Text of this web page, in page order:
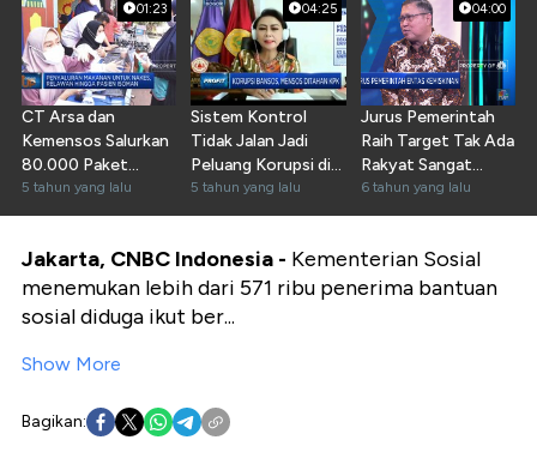
01:23
CT Arsa dan
Kemensos Salurkan
80.000 Paket
Makanan
5 tahun yang lalu
04:25
Sistem Kontrol
Tidak Jalan Jadi
Peluang Korupsi di
Kemensos
5 tahun yang lalu
04:00
Jurus Pemerintah
Raih Target Tak Ada
Rakyat Sangat
Miskin
6 tahun yang lalu
Jakarta, CNBC Indonesia - Kementerian Sosial
menemukan lebih dari 571 ribu penerima bantuan
sosial diduga ikut ber...
Show More
Bagikan: